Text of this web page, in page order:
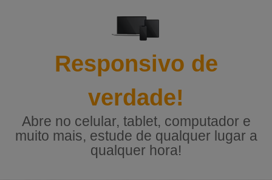
Responsivo de
verdade!
Abre no celular, tablet, computador e
muito mais, estude de qualquer lugar a
qualquer hora!